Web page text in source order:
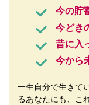
今の貯
今どき
昔に入
今から
一生自分で生きて
るあなたにも、こ